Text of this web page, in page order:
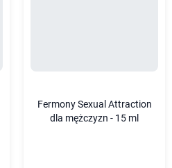
Fermony Sexual Attraction
dla mężczyzn - 15 ml